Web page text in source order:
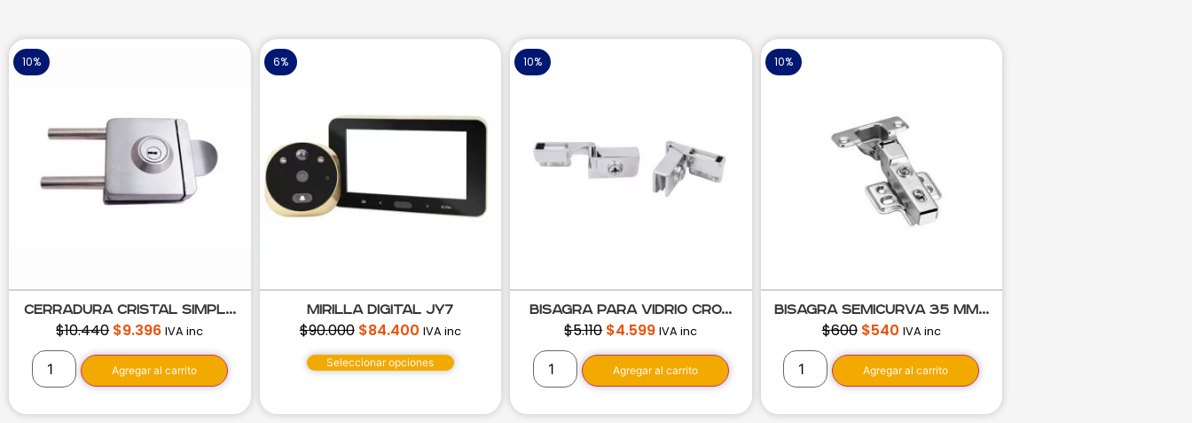
10%
Cerradura Cristal Simpl...
$10.440 $9.396 IVA inc
Agregar al carrito
6%
Mirilla Digital JY7
$90.000 $84.400 IVA inc
Seleccionar opciones
10%
Bisagra para vidrio cro...
$5.110 $4.599 IVA inc
Agregar al carrito
10%
Bisagra Semicurva 35 mm...
$600 $540 IVA inc
Agregar al carrito